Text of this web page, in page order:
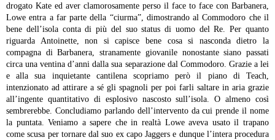
drogato Kate ed aver clamorosamente perso il face to face con Barbanera,
Lowe entra a far parte della “ciurma”, dimostrando al Commodoro che il
bene dell’isola conta di più del suo status di uomo del Re.
Per quanto
riguarda Antoinette, non si capisce bene cosa si nasconda dietro la
compagna di Barbanera, stranamente giovanile nonostante siano passati
circa una ventina d’anni dalla sua separazione dal Commodoro. Grazie a lei
e alla sua inquietante cantilena scopriamo però il piano di Teach,
intenzionato ad attirare a sé gli spagnoli per poi farli saltare in aria grazie
all’ingente quantitativo di esplosivo nascosto sull’isola. O almeno così
sembrerebbe. Concludiamo parlando dell’intervento da cui prende il nome
la puntata. Veniamo a sapere che in realtà Lowe aveva usato il trapano
come scusa per tornare dal suo ex capo Jaggers e dunque l’intera procedura